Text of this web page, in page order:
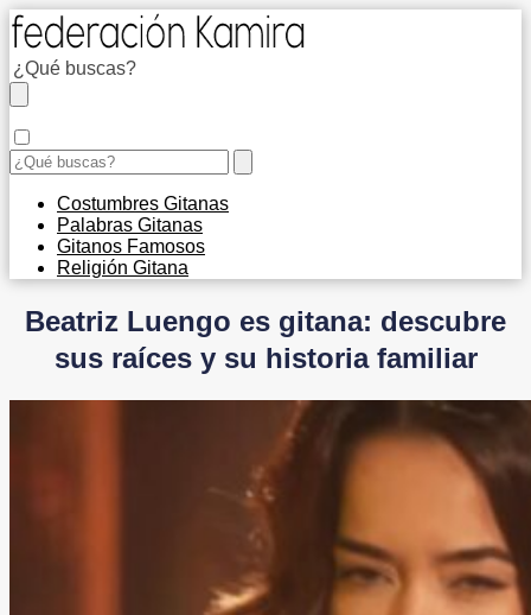
Costumbres Gitanas
Palabras Gitanas
Gitanos Famosos
Religión Gitana
Beatriz Luengo es gitana: descubre
sus raíces y su historia familiar